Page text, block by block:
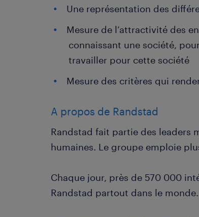
Une représentation des
Mesure de l’attractivité des
connaissant une société,
travailler pour cette société
Mesure des critères qui
A propos de Randstad
Randstad fait partie des leaders
humaines. Le groupe emploie
Chaque jour, près de 570 000
Randstad partout dans le monde.